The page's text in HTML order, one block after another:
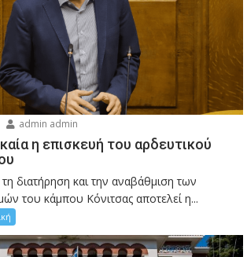
admin admin
η επισκευή του αρδευτικού
διατήρηση και την αναβάθμιση των
του κάμπου Κόνιτσας αποτελεί η...